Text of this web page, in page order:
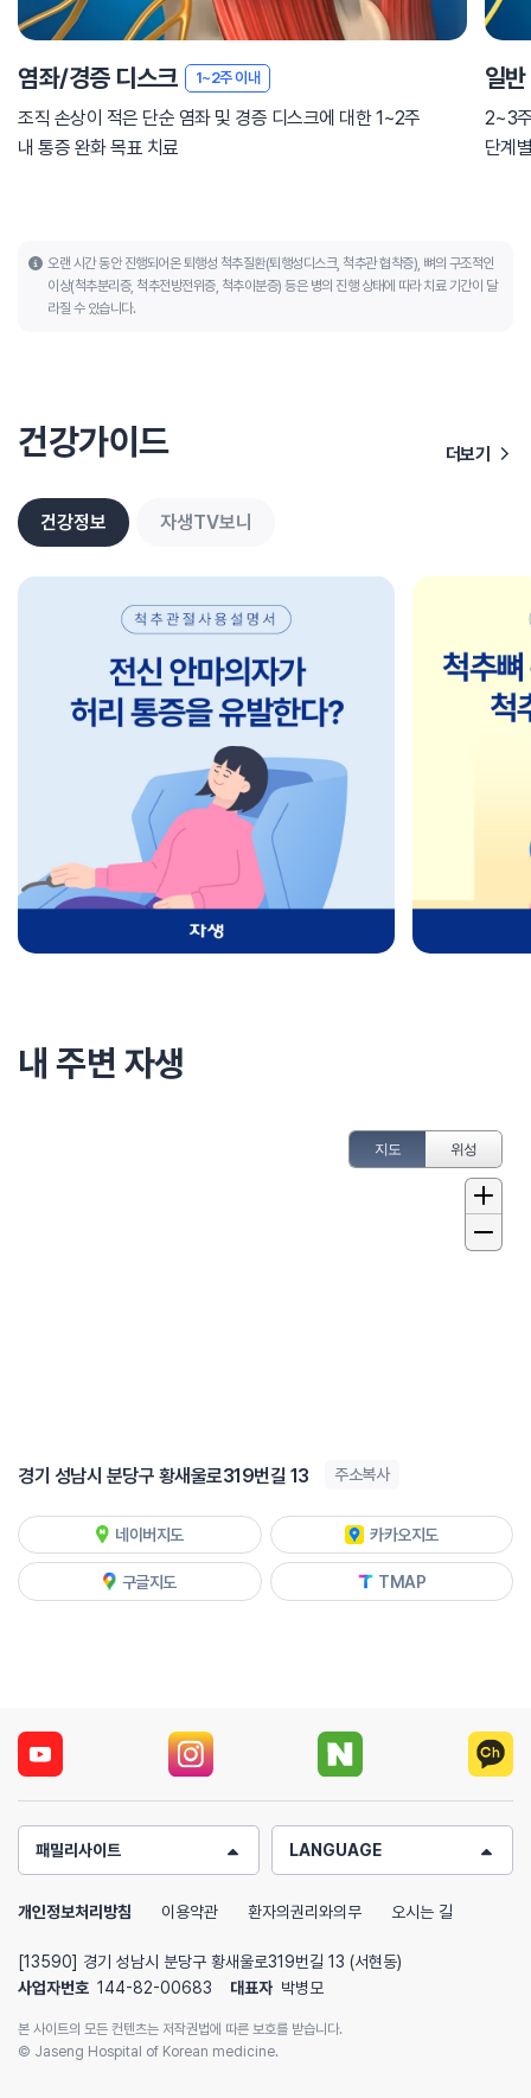
염좌/경증 디스크 1~2주 이내
조직 손상이 적은 단순 염좌 및 경증 디스크에 대한 1~2주
내 통증 완화 목표 치료
일
2~3
단계
오랜 시간 동안 진행되어온 퇴행성 척추질환(퇴행성디스크, 척추관 협착증), 뼈의 구조적인
이상(척추분리증, 척추전방전위증, 척추이분증) 등은 병의 진행 상태에 따라 치료 기간이 달
라질 수 있습니다.
건강가이드 더보기
건강정보 자생TV보니
내 주변 자생
지도 위성
경기 성남시 분당구 황새울로319번길 13 주소복사
네이버지도 카카오지도
구글지도 TMAP
패밀리사이트 LANGUAGE
개인정보처리방침 이용약관 환자의권리와의무 오시는 길
[13590] 경기 성남시 분당구 황새울로319번길 13 (서현동)
사업자번호 144-82-00683 대표자 박병모
본 사이트의 모든 컨텐츠는 저작권법에 따른 보호를 받습니다.
© Jaseng Hospital of Korean medicine.